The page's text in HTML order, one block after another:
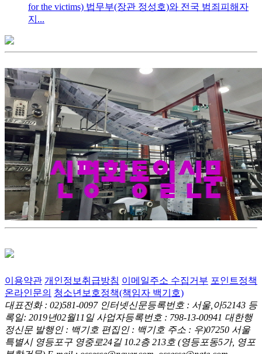
for the victims) 법무부(장관 정성호)와 전국 범죄피해자
지...
이용약관 개인정보취급방침 이메일주소 수집거부 포인트정책
온라인문의 청소년보호정책(책임자 백기호)
대표전화 : 02)581-0097 인터넷신문등록번호 : 서울,아52143 등
록일: 2019년02월11일 사업자등록번호 : 798-13-00941 대한행
정신문 발행인 : 백기호 편집인 : 백기호 주소 : 우)07250 서울
특별시 영등포구 영중로24길 10.2층 213호 (영등포동5가, 영포